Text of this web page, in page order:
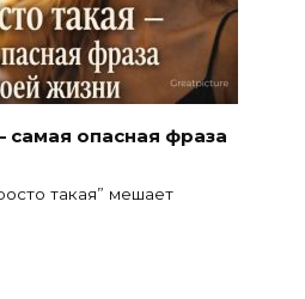
самая опасная фраза
такая” мешает